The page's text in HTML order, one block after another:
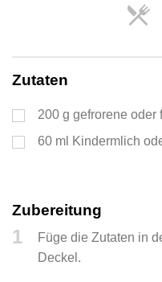
Zutaten
200 g gefrorene oder
60 ml Kindermlich
Zubereitung
1
Füge die Zutaten in
Deckel.